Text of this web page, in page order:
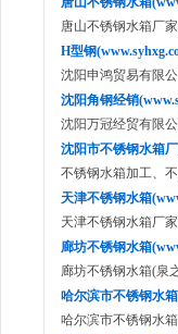
唐山不锈钢水箱厂
H型钢
沈阳申鸿贸易有限公
沈阳角钢经销
沈阳万冠经贸有限
沈阳市不锈钢水箱
不锈钢水箱加工、
天津不锈钢水箱
天津不锈钢水箱厂
廊坊不锈钢水箱
廊坊不锈钢水箱(泉
哈尔滨市不锈钢水
哈尔滨市不锈钢水